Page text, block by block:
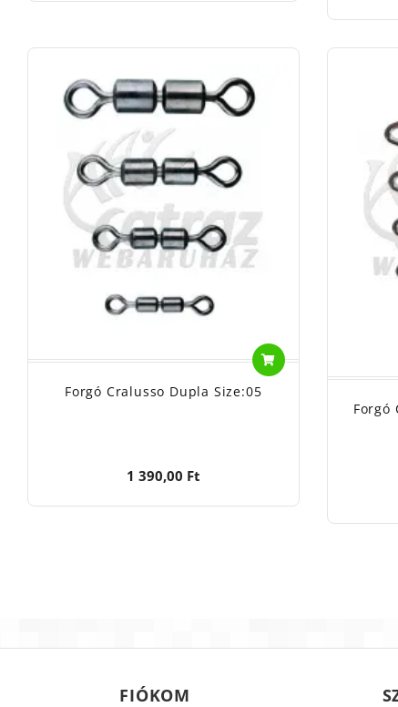
Forgó Cralusso Dupla Size:05
1 390,00 Ft
Forgó
FIÓKOM